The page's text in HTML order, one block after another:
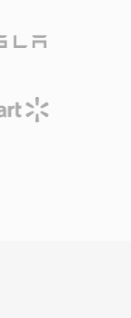
数十年の
であり、
のメディ
タルTV
けてパー
する
ファイ
ーヘッド